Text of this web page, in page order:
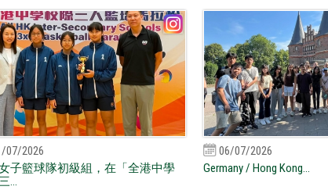
07/2026
子籃球隊初級組，在「全港中學
...
06/07/2026
Germany / Hong Kong...